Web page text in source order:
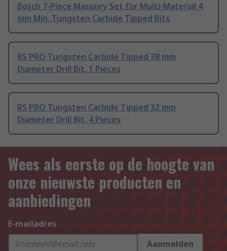
Bosch 7-Piece Masonry Set for Multi-Material 4
mm Min, Tungsten Carbide Tipped Bits
RS PRO Tungsten Carbide Tipped 38 mm
Diameter Drill Bit, 1 Pieces
RS PRO Tungsten Carbide Tipped 32 mm
Diameter Drill Bit, 4 Pieces
Wees als eerste op de hoogte van
onze nieuwste producten en
aanbiedingen
E-mailadres
Aanmelden